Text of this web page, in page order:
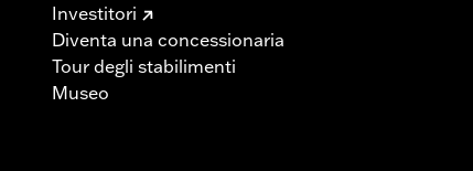
Investitori
Diventa una concessionaria
Tour degli stabilimenti
Museo